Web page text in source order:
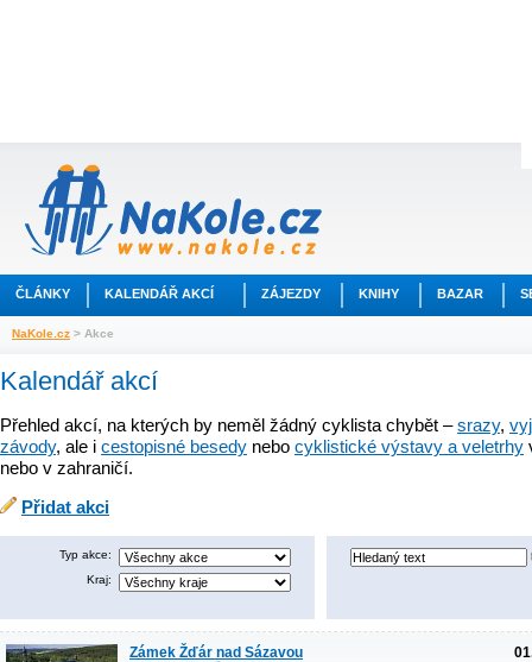
ČLÁNKY KALENDÁŘ AKCÍ ZÁJEZDY KNIHY BAZAR
NaKole.cz > Akce
Kalendář akcí
Přehled akcí, na kterých by neměl žádný cyklista chybět –srazy,
závody, ale i cestopisné besedy nebo cyklistické výstavy a veletrhy
nebo v zahraničí.
Přidat akci
Typ akce:
Kraj:
Zámek Žďár nad Sázavou